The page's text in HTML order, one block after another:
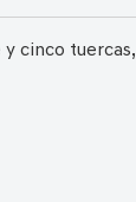
y cinco tuercas,